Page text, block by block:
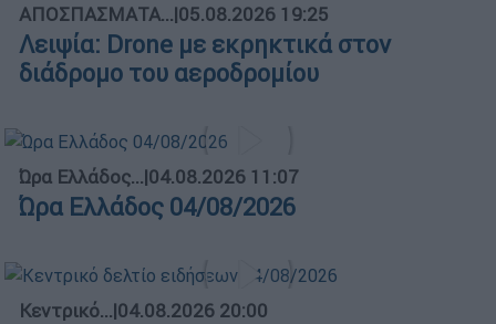
ΑΠΟΣΠΑΣΜΑΤΑ...|05.08.2026 19:25
Λειψία: Drone με εκρηκτικά στον
διάδρομο του αεροδρομίου
Ώρα Ελλάδος...|04.08.2026 11:07
Ώρα Ελλάδος 04/08/2026
Κεντρικό...|04.08.2026 20:00